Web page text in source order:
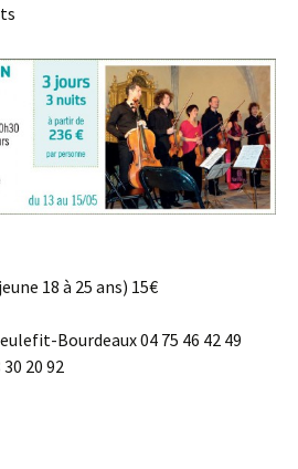
18 à 25 ans) 15€
Bourdeaux 04 75 46 42 49
20 92